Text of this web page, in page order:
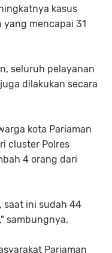
kasus
yang mencapai 31
seluruh pelayanan
dilakukan secara
kota Pariaman
cluster Polres
4 orang dari
saat ini sudah 44
sambungnya.
Pariaman